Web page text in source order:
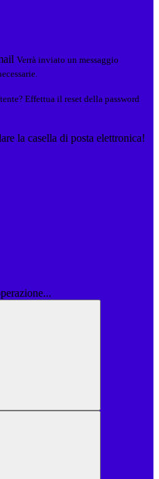
Verrà inviato un messaggio
Effettua il reset della password
la casella di posta elettronica!